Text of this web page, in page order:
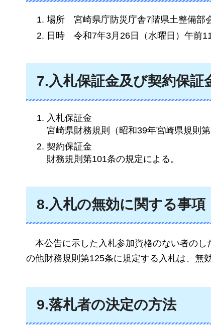
場所 宮崎県庁防災庁舎7階県土整備部
日時
令和7年3月26日（水曜日）午前
7.入札保証金及び契約保証
入札保証金
宮崎県財務規則（昭和39年宮崎県規則
契約保証金
財務規則第101条の規定による。
8.入札の無効に関する事項
本公告に示した入札参加資格のない者の
の他財務規則第125条に規定する入札は、無
9.落札者の決定の方法